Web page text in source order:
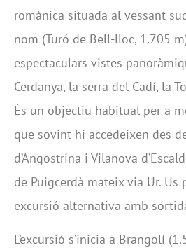
romànica situada al vessant
nom (Turó de Bell-lloc, 1.705
espectaculars vistes
Cerdanya, la serra del Cadí, la
És un objectiu habitual per a
que sovint hi accedeixen des
d’Angostrina i Vilanova
de Puigcerdà mateix via Ur. Us
excursió alternativa amb
L’excursió s’inicia a Brangolí